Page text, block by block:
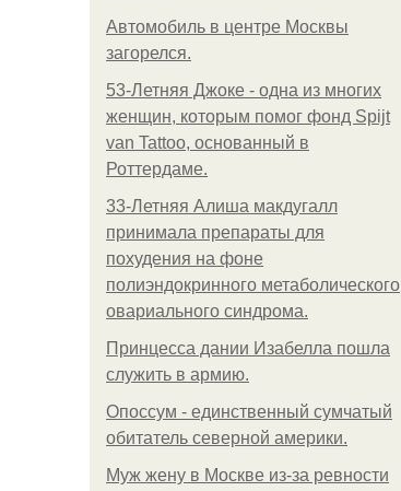
Автомобиль в центре Москвы
загорелся.
53-Летняя Джоке - одна из многих
женщин, которым помог фонд Spijt
van Tattoo, основанный в
Роттердаме.
33-Летняя Алиша макдугалл
принимала препараты для
похудения на фоне
полиэндокринного метаболического
овариального синдрома.
Принцесса дании Изабелла пошла
служить в армию.
Опоссум - единственный сумчатый
обитатель северной америки.
Mуж жену в Москве из-за ревности